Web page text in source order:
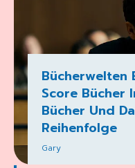
Bücherwelten
Score Bücher
Bücher Und
Reihenfolge
Gary